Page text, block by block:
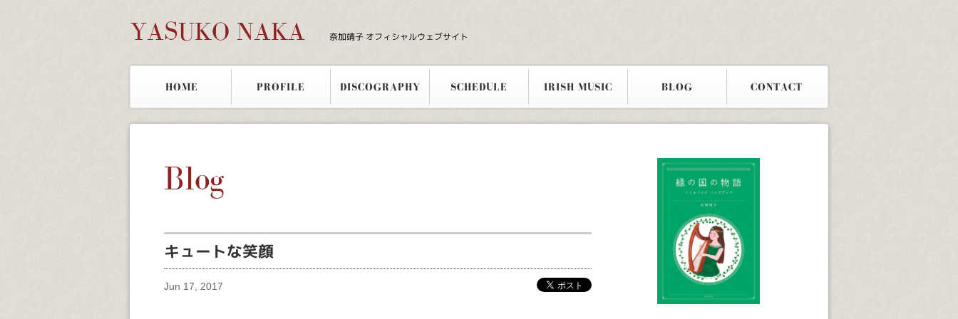
YASUKO NAKA 奈加靖子 オフィシャルウェブサイト
HOME PROFILE DISCOGRAPHY SCHEDULE IRISH MUSIC BLOG CONTACT
Blog
キュートな笑顔
Jun 17, 2017